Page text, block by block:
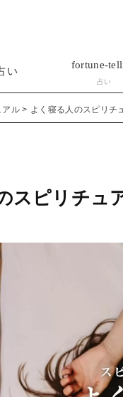
い
fortune-
占い
アル よく寝る人のスピリチ
スピリチュ